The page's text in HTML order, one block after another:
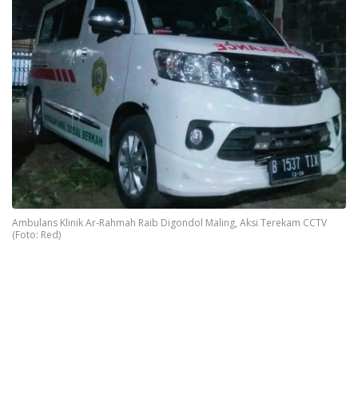
Ambulans Klinik Ar-Rahmah Raib Digondol Maling, Aksi Terekam CCTV
(Foto: Red)